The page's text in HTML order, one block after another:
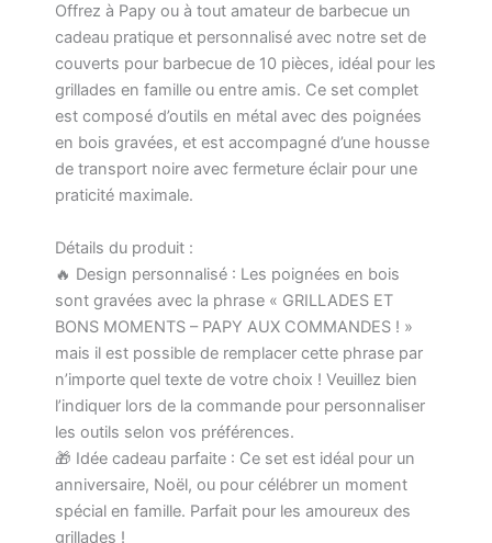
Offrez à Papy ou à tout amateur de barbecue un
cadeau pratique et personnalisé avec notre set de
couverts pour barbecue de 10 pièces, idéal pour les
grillades en famille ou entre amis. Ce set complet
est composé d’outils en métal avec des poignées
en bois gravées, et est accompagné d’une housse
de transport noire avec fermeture éclair pour une
praticité maximale.
Détails du produit :
🔥 Design personnalisé : Les poignées en bois
sont gravées avec la phrase « GRILLADES ET
BONS MOMENTS – PAPY AUX COMMANDES ! »
mais il est possible de remplacer cette phrase par
n’importe quel texte de votre choix ! Veuillez bien
l’indiquer lors de la commande pour personnaliser
les outils selon vos préférences.
🎁 Idée cadeau parfaite : Ce set est idéal pour un
anniversaire, Noël, ou pour célébrer un moment
spécial en famille. Parfait pour les amoureux des
grillades !